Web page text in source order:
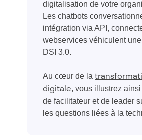
digitalisation de votre
Les chatbots
intégration via API,
webservices véhiculent
DSI 3.0.
Au cœur de la
digitale, vous illustrez
de facilitateur et de leader
les questions liées à la